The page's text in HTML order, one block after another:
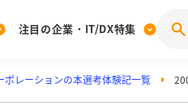
[27卒] 本選考体験記投稿キャンペ
注目の企業・IT/DX特集
ポレーションの本選考体験記一覧